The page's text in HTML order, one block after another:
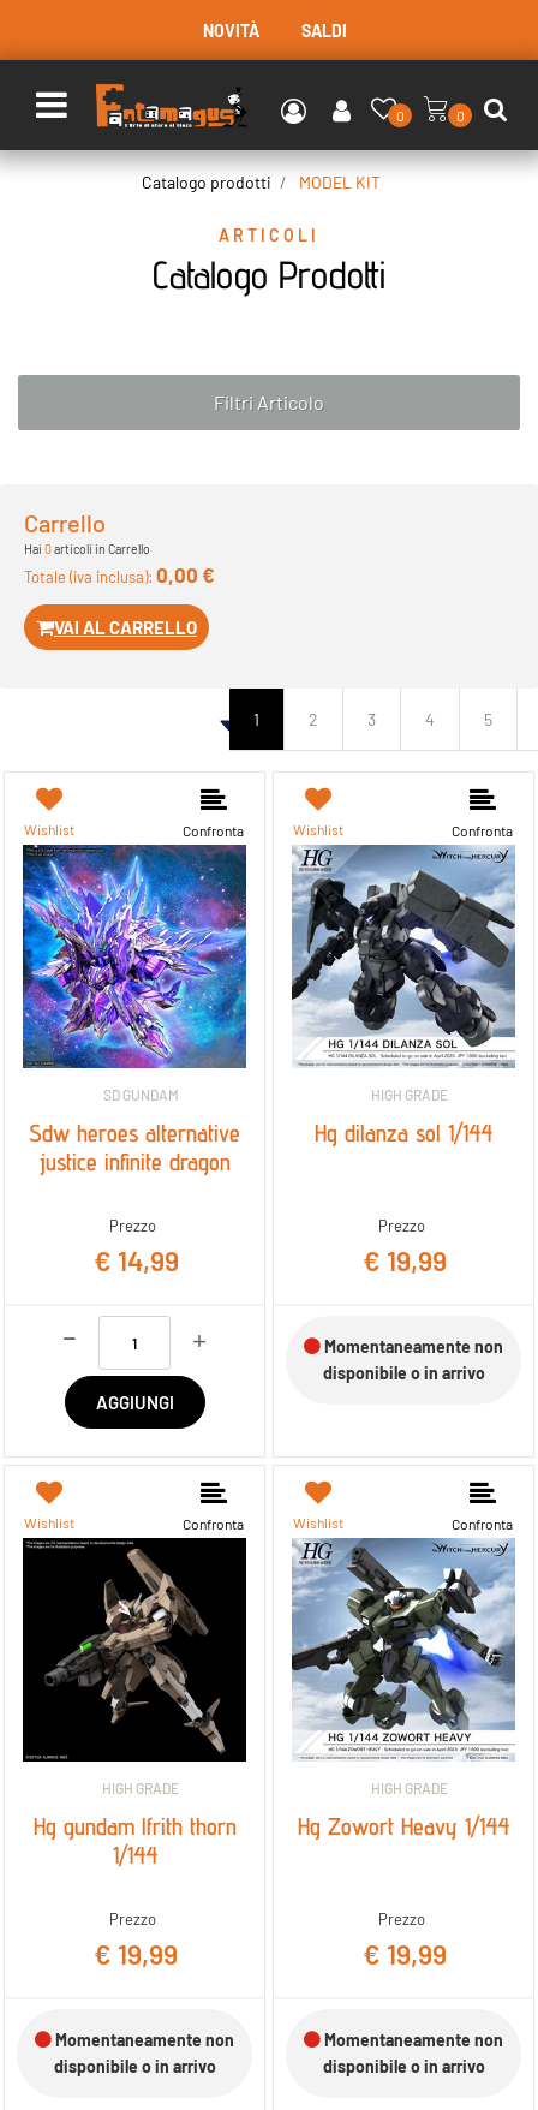
NOVITÀ SALDI
Open menu
0 0
Catalogo prodotti MODEL KIT
ARTICOLI
Catalogo Prodotti
Filtri Articolo
Carrello
Hai 0articoli in Carrello
Totale (iva inclusa): 0,00 €
VAI AL CARRELLO
1 2 3 4 5
Wishlist Confronta
SD GUNDAM
Sdw heroes alternative
justice infinite dragon
Prezzo
€ 14,99
AGGIUNGI
Wishlist Confronta
HIGH GRADE
Hg dilanza sol 1/144
Prezzo
€ 19,99
Momentaneamente non
disponibile o in arrivo
Wishlist Confronta
HIGH GRADE
Hg gundam lfrith thorn
1/144
Prezzo
€ 19,99
Momentaneamente non
disponibile o in arrivo
Wishlist Confronta
HIGH GRADE
Hg Zowort Heavy 1/144
Prezzo
€ 19,99
Momentaneamente non
disponibile o in arrivo